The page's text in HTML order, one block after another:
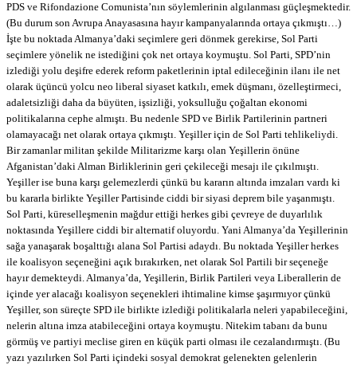
PDS ve Rifondazione Comunista’nın söylemlerinin algılanması güçleşmektedir.
(Bu durum son Avrupa Anayasasına hayır kampanyalarında ortaya çıkmıştı…)
İşte bu noktada Almanya’daki seçimlere geri dönmek gerekirse, Sol Parti
seçimlere yönelik ne istediğini çok net ortaya koymuştu. Sol Parti, SPD’nin
izlediği yolu deşifre ederek reform paketlerinin iptal edileceğinin ilanı ile net
olarak üçüncü yolcu neo liberal siyaset katkılı, emek düşmanı, özelleştirmeci,
adaletsizliği daha da büyüten, işsizliği, yoksulluğu çoğaltan ekonomi
politikalarına cephe almıştı. Bu nedenle SPD ve Birlik Partilerinin partneri
olamayacağı net olarak ortaya çıkmıştı. Yeşiller için de Sol Parti tehlikeliydi.
Bir zamanlar militan şekilde Militarizme karşı olan Yeşillerin önüne
Afganistan’daki Alman Birliklerinin geri çekileceği mesajı ile çıkılmıştı.
Yeşiller ise buna karşı gelemezlerdi çünkü bu kararın altında imzaları vardı ki
bu kararla birlikte Yeşiller Partisinde ciddi bir siyasi deprem bile yaşanmıştı.
Sol Parti, küreselleşmenin mağdur ettiği herkes gibi çevreye de duyarlılık
noktasında Yeşillere ciddi bir alternatif oluyordu. Yani Almanya’da Yeşillerinin
sağa yanaşarak boşalttığı alana Sol Partisi adaydı. Bu noktada Yeşiller herkes
ile koalisyon seçeneğini açık bırakırken, net olarak Sol Partili bir seçeneğe
hayır demekteydi. Almanya’da, Yeşillerin, Birlik Partileri veya Liberallerin de
içinde yer alacağı koalisyon seçenekleri ihtimaline kimse şaşırmıyor çünkü
Yeşiller, son süreçte SPD ile birlikte izlediği politikalarla neleri yapabileceğini,
nelerin altına imza atabileceğini ortaya koymuştu. Nitekim tabanı da bunu
görmüş ve partiyi meclise giren en küçük parti olması ile cezalandırmıştı. (Bu
yazı yazılırken Sol Parti içindeki sosyal demokrat gelenekten gelenlerin